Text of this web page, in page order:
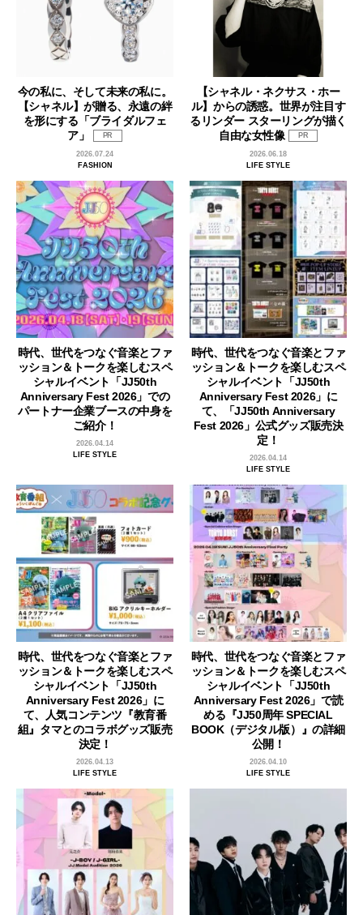
今の私に、そして未来の私に。
【シャネル】が贈る、永遠の絆
を形にする「ブライダルフェ
ア」
PR
2026.07.24
FASHION
【シャネル・ネクサス・ホー
ル】からの誘惑。世界が注目す
るリンダー スターリングが描く
自由な女性像
PR
2026.06.18
LIFE STYLE
時代、世代をつなぐ音楽とファ
ッション＆トークを楽しむスペ
シャルイベント「JJ50th
Anniversary Fest 2026」での
パートナー企業ブースの中身を
ご紹介！
2026.04.14
LIFE STYLE
時代、世代をつなぐ音楽とファ
ッション＆トークを楽しむスペ
シャルイベント「JJ50th
Anniversary Fest 2026」に
て、「JJ50th Anniversary
Fest 2026」公式グッズ販売決
定！
2026.04.14
LIFE STYLE
時代、世代をつなぐ音楽とファ
ッション＆トークを楽しむスペ
シャルイベント「JJ50th
Anniversary Fest 2026」に
て、人気コンテンツ『教育番
組』タマとのコラボグッズ販売
決定！
2026.04.13
LIFE STYLE
時代、世代をつなぐ音楽とファ
ッション＆トークを楽しむスペ
シャルイベント「JJ50th
Anniversary Fest 2026」で読
める『JJ50周年 SPECIAL
BOOK（デジタル版）』の詳細
公開！
2026.04.10
LIFE STYLE